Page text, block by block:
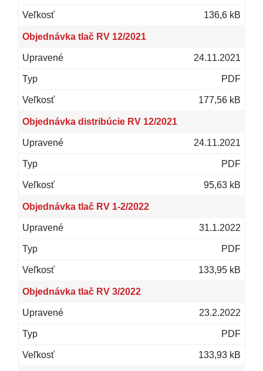
136,6 kB
Objednávka tlač RV 12/2021
24.11.2021
PDF
177,56 kB
Objednávka distribúcie RV 12/2021
24.11.2021
PDF
95,63 kB
Objednávka tlač RV 1-2/2022
31.1.2022
PDF
133,95 kB
Objednávka tlač RV 3/2022
23.2.2022
PDF
133,93 kB